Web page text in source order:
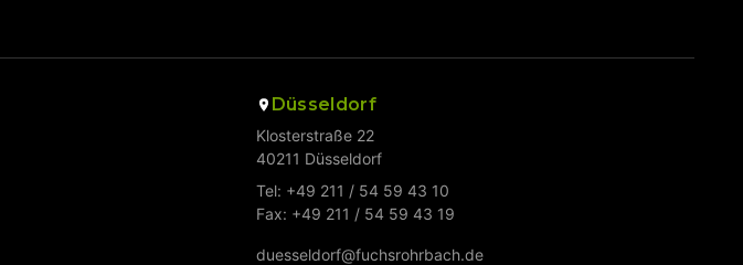
Düsseldorf
Klosterstraße 22
40211 Düsseldorf
Tel: +49 211 / 54 59 43 10
Fax: +49 211 / 54 59 43 19
duesseldorf@fuchsrohrbach.de